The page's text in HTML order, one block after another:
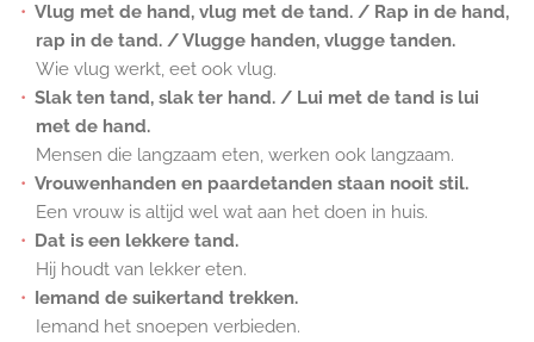
Vlug met de hand, vlug met de tand. / Rap in de hand,
rap in de tand. / Vlugge handen, vlugge tanden.
Wie vlug werkt, eet ook vlug.
Slak ten tand, slak ter hand. / Lui met de tand is lui
met de hand.
Mensen die langzaam eten, werken ook langzaam.
Vrouwenhanden en paardetanden staan nooit stil.
Een vrouw is altijd wel wat aan het doen in huis.
Dat is een lekkere tand.
Hij houdt van lekker eten.
Iemand de suikertand trekken.
Iemand het snoepen verbieden.